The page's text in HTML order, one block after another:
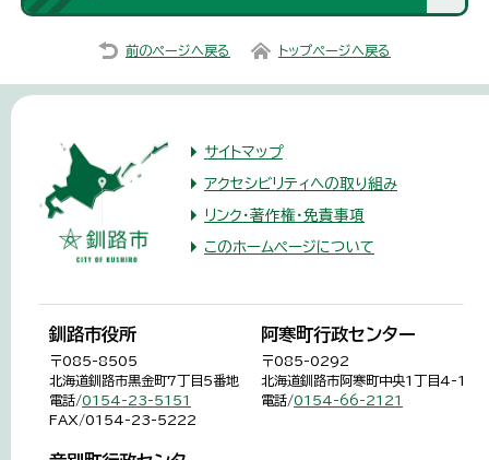
前のページへ戻る トップページへ戻る
サイトマップ
アクセシビリティへの取り組み
リンク・著作権・免責事項
このホームページについて
釧路市役所
〒085-8505
北海道釧路市黒金町7丁目5番地
電話/0154-23-5151
FAX/0154-23-5222
阿寒町行政センター
〒085-0292
北海道釧路市阿寒町中央1丁目4-1
電話/0154-66-2121